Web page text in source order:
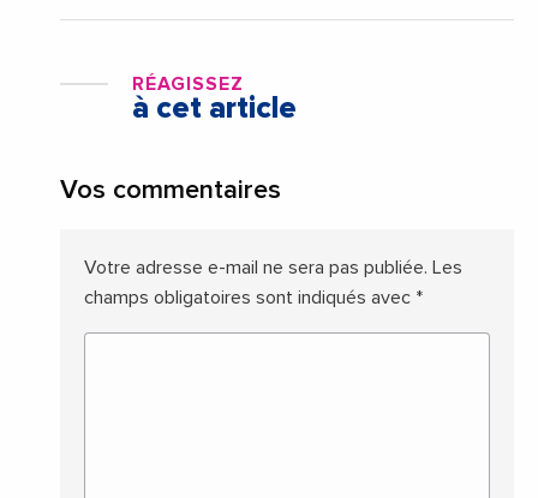
RÉAGISSEZ
à cet article
Vos commentaires
Votre adresse e-mail ne sera pas publiée. Les
champs obligatoires sont indiqués avec *